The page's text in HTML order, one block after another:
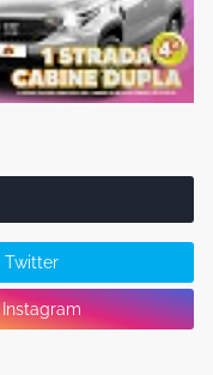
Twitter
Instagram